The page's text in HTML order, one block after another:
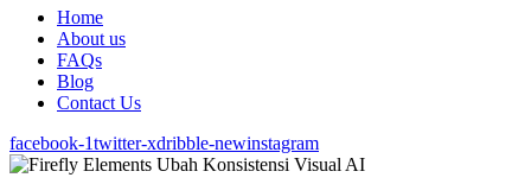
Home
About us
FAQs
Blog
Contact Us
facebook-1twitter-xdribble-newinstagram